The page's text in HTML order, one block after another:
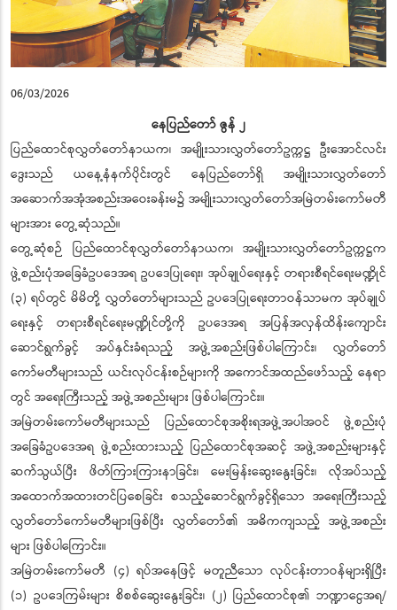
06/03/2026
နေပြည်တော် ဇွန် ၂
ပြည်ထောင်စုလွှတ်တော်နာယက၊ အမျိုးသားလွှတ်တော်ဥက္ကဋ္ဌ ဦးအောင်လင်း
ဒွေးသည် ယနေ့နံနက်ပိုင်းတွင် နေပြည်တော်ရှိ အမျိုးသားလွှတ်တော်
အဆောက်အအုံအစည်းအဝေးခန်းမ၌ အမျိုးသားလွှတ်တော်အမြဲတမ်းကော်မတီ
များအား တွေ့ဆုံသည်။
တွေ့ဆုံစဉ် ပြည်ထောင်စုလွှတ်တော်နာယက၊ အမျိုးသားလွှတ်တော်ဥက္ကဋ္ဌက
ဖွဲ့စည်းပုံအခြေခံဥပဒေအရ ဥပဒေပြုရေး၊ အုပ်ချုပ်ရေးနှင့် တရားစီရင်ရေးမဏ္ဍိုင်
(၃) ရပ်တွင် မိမိတို့ လွှတ်တော်များသည် ဥပဒေပြုရေးတာဝန်သာမက အုပ်ချုပ်
ရေးနှင့် တရားစီရင်ရေးမဏ္ဍိုင်တို့ကို ဥပဒေအရ အပြန်အလှန်ထိန်းကျောင်း
ဆောင်ရွက်ခွင့် အပ်နှင်းခံရသည့် အဖွဲ့အစည်းဖြစ်ပါကြောင်း၊ လွှတ်တော်
ကော်မတီများသည် ယင်းလုပ်ငန်းစဉ်များကို အကောင်အထည်ဖော်သည့် နေရာ
တွင် အရေးကြီးသည့် အဖွဲ့အစည်းများ ဖြစ်ပါကြောင်း။
အမြဲတမ်းကော်မတီများသည် ပြည်ထောင်စုအစိုးရအဖွဲ့အပါအဝင် ဖွဲ့စည်းပုံ
အခြေခံဥပဒေအရ ဖွဲ့စည်းထားသည့် ပြည်ထောင်စုအဆင့် အဖွဲ့အစည်းများနှင့်
ဆက်သွယ်ပြီး ဖိတ်ကြားကြားနာခြင်း၊ မေးမြန်းဆွေးနွေးခြင်း၊ လိုအပ်သည့်
အထောက်အထားတင်ပြစေခြင်း စသည့်ဆောင်ရွက်ခွင့်ရှိသော အရေးကြီးသည့်
လွှတ်တော်ကော်မတီများဖြစ်ပြီး လွှတ်တော်၏ အဓိကကျသည့် အဖွဲ့အစည်း
များ ဖြစ်ပါကြောင်း။
အမြဲတမ်းကော်မတီ (၄) ရပ်အနေဖြင့် မတူညီသော လုပ်ငန်းတာဝန်များရှိပြီး
(၁) ဥပဒေကြမ်းများ စိစစ်ဆွေးနွေးခြင်း၊ (၂) ပြည်ထောင်စု၏ ဘဏ္ဍာငွေအရ/